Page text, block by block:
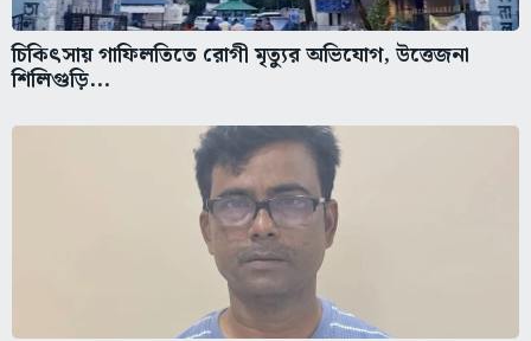
চিকিৎসায় গাফিলতিতে রোগী মৃত্যুর অভিযোগ, উত্তেজনা
শিলিগুড়ি...